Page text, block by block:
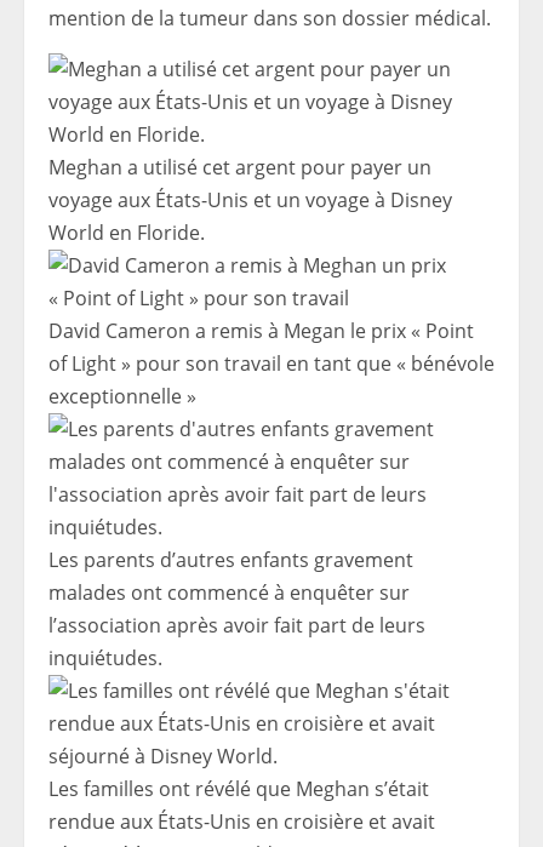
mention de la tumeur dans son dossier médical.
Meghan a utilisé cet argent pour payer un
voyage aux États-Unis et un voyage à Disney
World en Floride.
David Cameron a remis à Megan le prix « Point
of Light » pour son travail en tant que « bénévole
exceptionnelle »
Les parents d’autres enfants gravement
malades ont commencé à enquêter sur
l’association après avoir fait part de leurs
inquiétudes.
Les familles ont révélé que Meghan s’était
rendue aux États-Unis en croisière et avait